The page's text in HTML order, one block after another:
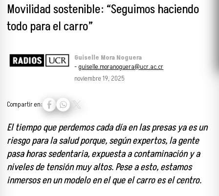
Movilidad sostenible: “Seguimos haciendo
todo para el carro”
Guiselle Mora Noguera
- guiselle.moranoguera@ucr.ac.cr
noviembre 19, 2025
Compartir en:
El tiempo que perdemos cada día en las presas ya es un
riesgo para la salud porque, según expertos, la gente
pasa horas sedentaria, expuesta a contaminación y a
niveles de tensión muy altos. Pese a esto, estamos
inmersos en un modelo en el que el carro es el centro.